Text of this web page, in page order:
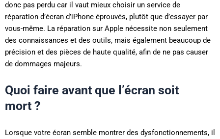
donc pas perdu car il vaut mieux choisir un service de
réparation d’écran d’iPhone éprouvés, plutôt que d’essayer par
vous-même. La réparation sur Apple nécessite non seulement
des connaissances et des outils, mais également beaucoup de
précision et des pièces de haute qualité, afin de ne pas causer
de dommages majeurs.
Quoi faire avant que l’écran soit
mort ?
Lorsque votre écran semble montrer des dysfonctionnements, il